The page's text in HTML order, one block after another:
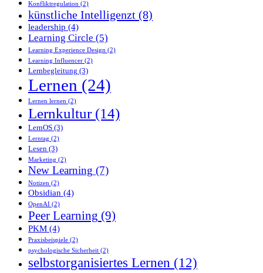
Konfliktregulation (2)
künstliche Intelligenzt (8)
leadership (4)
Learning Circle (5)
Learning Experience Design (2)
Learning Influencer (2)
Lernbegleitung (3)
Lernen (24)
Lernen lernen (2)
Lernkultur(14)
LernOS (3)
Lerntag (2)
Lesen (3)
Marketing (2)
New Learning (7)
Notizen (2)
Obsidian (4)
OpenAI (2)
Peer Learning (9)
PKM (4)
Praxisbeispiele (2)
psychologische Sicherheit (2)
selbstorganisiertes Lernen (12)